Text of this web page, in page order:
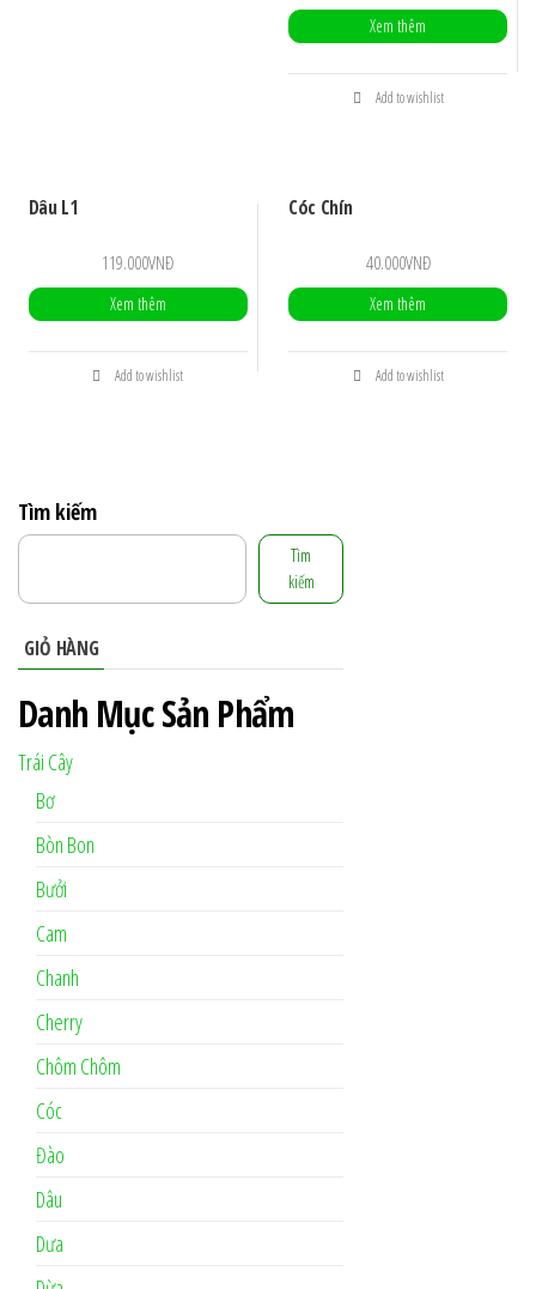
Xem thêm
Add to wishlist
Dâu L1
119.000VNĐ
Xem thêm
Add to wishlist
Cóc Chín
40.000VNĐ
Xem thêm
Add to wishlist
Tìm kiếm
Tìm
kiếm
GIỎ HÀNG
Danh Mục Sản Phẩm
Trái Cây
Bơ
Bòn Bon
Bưởi
Cam
Chanh
Cherry
Chôm Chôm
Cóc
Đào
Dâu
Dưa